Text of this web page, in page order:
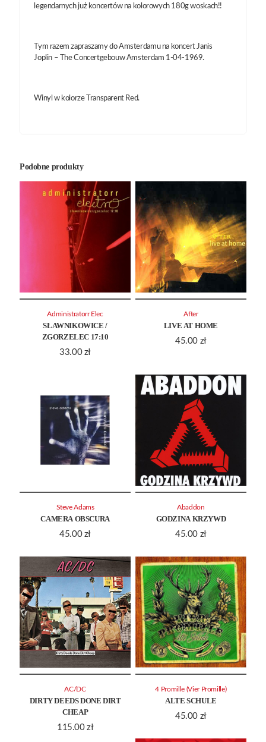
legendarnych już koncertów na kolorowych 180g woskach!!
Tym razem zapraszamy do Amsterdamu na koncert Janis
Joplin – The Concertgebouw Amsterdam 1-04-1969.
Winyl w kolorze Transparent Red.
Podobne produkty
SŁAWNIKOWICE /
ZGORZELEC 17:10
33.00 zł
Administratorr Elec
LIVE AT HOME
45.00 zł
After
CAMERA OBSCURA
45.00 zł
Steve Adams
GODZINA KRZYWD
45.00 zł
Abaddon
DIRTY DEEDS DONE DIRT
CHEAP
115.00 zł
AC/DC
ALTE SCHULE
45.00 zł
4 Promille (Vier Promille)